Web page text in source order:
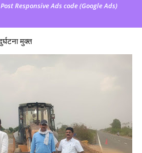
Responsive Ads code (Google Ads)
मुक्त